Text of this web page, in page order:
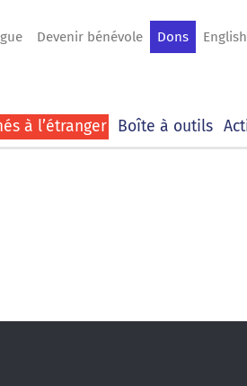
Devenir bénévole Dons English
à l’étranger Boîte à outils